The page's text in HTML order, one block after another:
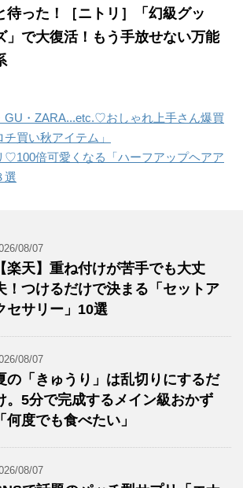
待った！［ニトリ］「幻級グッ
」で大復活！もう手放せない万能
GU・ZARA...etc.♡おしゃれ上手さん爆買
買い秋アイテム」
♡100倍可愛くなる「ハーフアップヘアア
選
08/07
【楽天】重ね付けが苦手でも大丈
！つけるだけで決まる「セットア
セサリー」10選
08/07
の「きゅうり」は乱切りにするだ
。5分で完成するメイン級おかず
「何度でも食べたい」
08/07